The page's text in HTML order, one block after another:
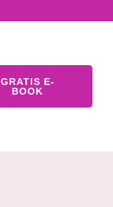
GRATIS E-
BOOK